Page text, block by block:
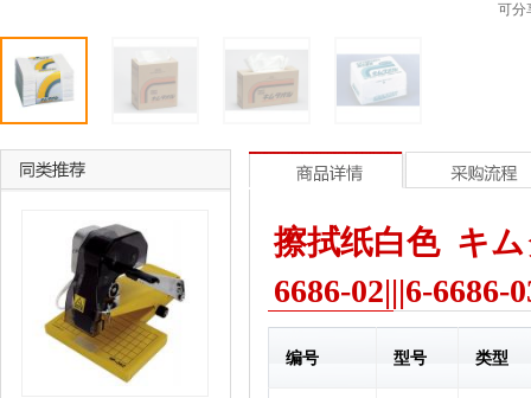
可分
擦拭纸白色 キム
6686-02|||6-6686-
编号 型号 类型